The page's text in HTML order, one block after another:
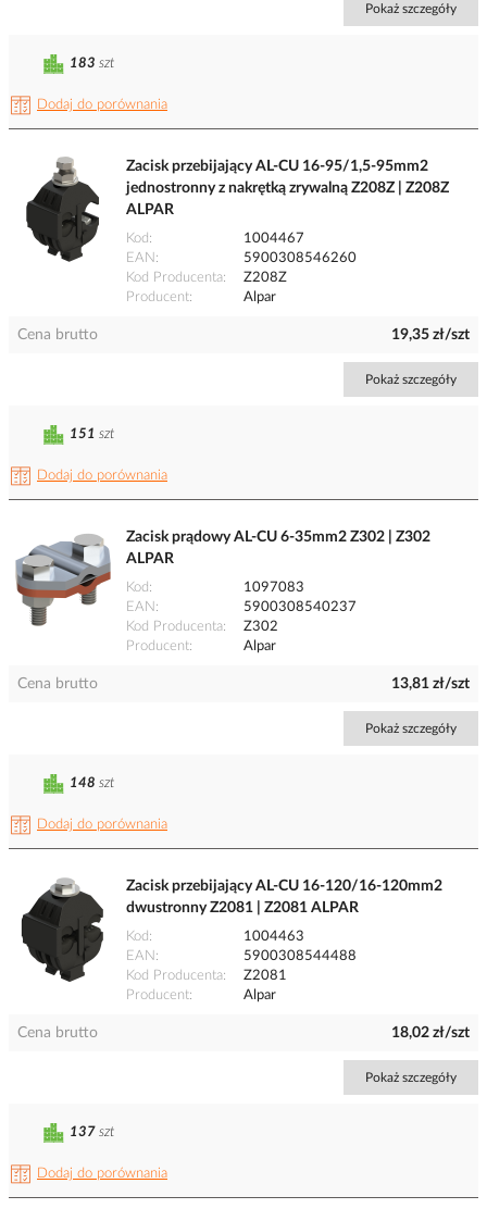
Pokaż szczegóły
Dodaj do porównania
183 szt
Zacisk przebijający AL-CU 16-95/1,5-95mm2
jednostronny z nakrętką zrywalną Z208Z | Z208Z
ALPAR
Kod
1004467
EAN
5900308546260
Kod Producenta
Z208Z
Producent
Alpar
Cena brutto 19,35 zł/szt
Pokaż szczegóły
Dodaj do porównania
151 szt
Zacisk prądowy AL-CU 6-35mm2 Z302 | Z302
ALPAR
Kod
1097083
EAN
5900308540237
Kod Producenta
Z302
Producent
Alpar
Cena brutto 13,81 zł/szt
Pokaż szczegóły
Dodaj do porównania
148 szt
Zacisk przebijający AL-CU 16-120/16-120mm2
dwustronny Z2081 | Z2081 ALPAR
Kod
1004463
EAN
5900308544488
Kod Producenta
Z2081
Producent
Alpar
Cena brutto 18,02 zł/szt
Pokaż szczegóły
Dodaj do porównania
137 szt